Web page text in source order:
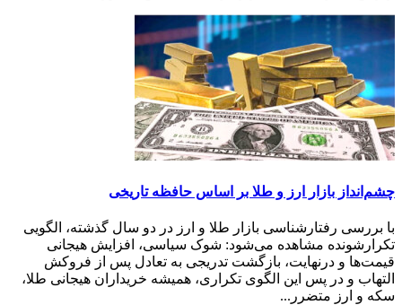
چشم‌انداز بازار ارز و طلا بر اساس حافظه تاریخی
با بررسی رفتارشناسی بازار طلا و ارز در دو سال گذشته، الگویی
تکرارشونده مشاهده می‌شود: شوک سیاسی، افزایش هیجانی
قیمت‌ها و درنهایت، بازگشت تدریجی به تعادل پس از فروکش
التهاب و در پس این الگوی تکراری، همیشه خریداران هیجانی طلا،
سکه و ارز متضرر...